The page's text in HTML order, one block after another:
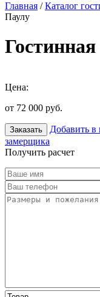
Главная /Каталог
Паулу
Цена:
от 72 000 руб.
Заказать Добавить в
замерщика
Получить расчет